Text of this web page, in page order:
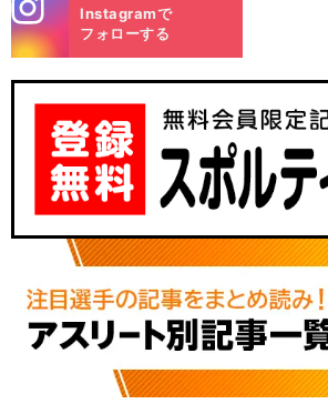
m
Instagramで
フォローする